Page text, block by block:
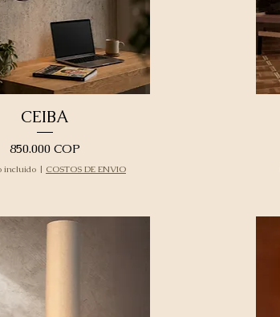
CEIBA
Precio
850.000 COP
incluido| COSTOS DE ENVIO